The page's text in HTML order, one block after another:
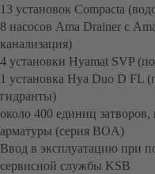
13 установок Compacta
8 насосов Ama Drainer с
канализация)
4 установки Hyamat SVP
1 установка Hya Duo D FL
гидранты)
около 400 единиц
арматуры (серия BOA)
Ввод в эксплуатацию при
сервисной службы KSB